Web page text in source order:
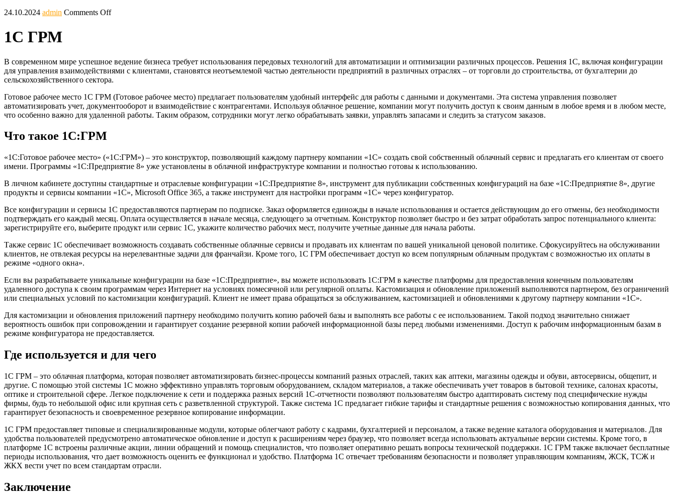
24.10.2024 admin Comments Off
1С ГРМ
В современном мире успешное ведение бизнеса требует использования передовых технологий для автоматизации и оптимизации различных процессов. Решения 1С, включая конфигурации
для управления взаимодействиями с клиентами, становятся неотъемлемой частью деятельности предприятий в различных отраслях – от торговли до строительства, от бухгалтерии до
сельскохозяйственного сектора.
Готовое рабочее место 1С ГРМ (Готовое рабочее место) предлагает пользователям удобный интерфейс для работы с данными и документами. Эта система управления позволяет
автоматизировать учет, документооборот и взаимодействие с контрагентами. Используя облачное решение, компании могут получить доступ к своим данным в любое время и в любом месте,
что особенно важно для удаленной работы. Таким образом, сотрудники могут легко обрабатывать заявки, управлять запасами и следить за статусом заказов.
Что такое 1С:ГРМ
«1С:Готовое рабочее место» («1С:ГРМ») – это конструктор, позволяющий каждому партнеру компании «1С» создать свой собственный облачный сервис и предлагать его клиентам от своего
имени. Программы «1С:Предприятие 8» уже установлены в облачной инфраструктуре компании и полностью готовы к использованию.
В личном кабинете доступны стандартные и отраслевые конфигурации «1С:Предприятие 8», инструмент для публикации собственных конфигураций на базе «1С:Предприятие 8», другие
продукты и сервисы компании «1С», Microsoft Office 365, а также инструмент для настройки программ «1С» через конфигуратор.
Все конфигурации и сервисы 1С предоставляются партнерам по подписке. Заказ оформляется единожды в начале использования и остается действующим до его отмены, без необходимости
подтверждать его каждый месяц. Оплата осуществляется в начале месяца, следующего за отчетным. Конструктор позволяет быстро и без затрат обработать запрос потенциального клиента:
зарегистрируйте его, выберите продукт или сервис 1С, укажите количество рабочих мест, получите учетные данные для начала работы.
Также сервис 1С обеспечивает возможность создавать собственные облачные сервисы и продавать их клиентам по вашей уникальной ценовой политике. Сфокусируйтесь на обслуживании
клиентов, не отвлекая ресурсы на нерелевантные задачи для франчайзи. Кроме того, 1С ГРМ обеспечивает доступ ко всем популярным облачным продуктам с возможностью их оплаты в
режиме «одного окна».
Если вы разрабатываете уникальные конфигурации на базе «1С:Предприятие», вы можете использовать 1С:ГРМ в качестве платформы для предоставления конечным пользователям
удаленного доступа к своим программам через Интернет на условиях помесячной или регулярной оплаты. Кастомизация и обновление приложений выполняются партнером, без ограничений
или специальных условий по кастомизации конфигураций. Клиент не имеет права обращаться за обслуживанием, кастомизацией и обновлениями к другому партнеру компании «1С».
Для кастомизации и обновления приложений партнеру необходимо получить копию рабочей базы и выполнять все работы с ее использованием. Такой подход значительно снижает
вероятность ошибок при сопровождении и гарантирует создание резервной копии рабочей информационной базы перед любыми изменениями. Доступ к рабочим информационным базам в
режиме конфигуратора не предоставляется.
Где используется и для чего
1С ГРМ – это облачная платформа, которая позволяет автоматизировать бизнес-процессы компаний разных отраслей, таких как аптеки, магазины одежды и обуви, автосервисы, общепит, и
другие. С помощью этой системы 1С можно эффективно управлять торговым оборудованием, складом материалов, а также обеспечивать учет товаров в бытовой технике, салонах красоты,
оптике и строительной сфере. Легкое подключение к сети и поддержка разных версий 1С-отчетности позволяют пользователям быстро адаптировать систему под специфические нужды
фирмы, будь то небольшой офис или крупная сеть с разветвленной структурой. Также система 1С предлагает гибкие тарифы и стандартные решения с возможностью копирования данных, что
гарантирует безопасность и своевременное резервное копирование информации.
1С ГРМ предоставляет типовые и специализированные модули, которые облегчают работу с кадрами, бухгалтерией и персоналом, а также ведение каталога оборудования и материалов. Для
удобства пользователей предусмотрено автоматическое обновление и доступ к расширениям через браузер, что позволяет всегда использовать актуальные версии системы. Кроме того, в
платформе 1С встроены различные акции, линии обращений и помощь специалистов, что позволяет оперативно решать вопросы технической поддержки. 1С ГРМ также включает бесплатные
периоды использования, что дает возможность оценить ее функционал и удобство. Платформа 1С отвечает требованиям безопасности и позволяет управляющим компаниям, ЖСК, ТСЖ и
ЖКХ вести учет по всем стандартам отрасли.
Заключение